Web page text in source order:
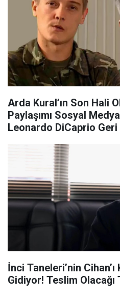
Arda Kural’ın Son Hali
Paylaşımı Sosyal
Leonardo DiCaprio Geri
İnci Taneleri’nin
Gidiyor! Teslim Olacağı